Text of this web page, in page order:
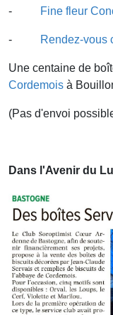
- Fine fleur
- Rendez-vous
Une centaine de
Cordemois à
(Pas d'envoi
Dans l'Avenir du